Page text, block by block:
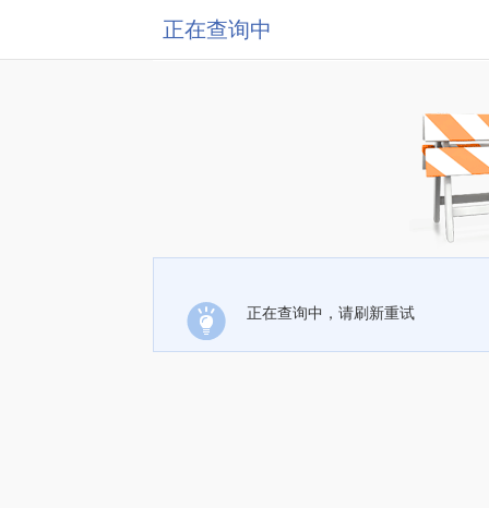
正在查询中
正在查询中，请刷新重试